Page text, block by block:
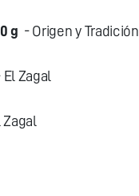
g - Origen y Tradición
El Zagal
Zagal